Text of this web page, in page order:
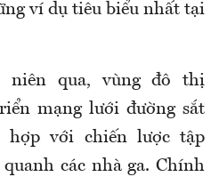
ví dụ tiêu biểu nhất tại
niên qua, vùng đô thị
mạng lưới đường sắt
hợp với chiến lược tập
các nhà ga. Chính